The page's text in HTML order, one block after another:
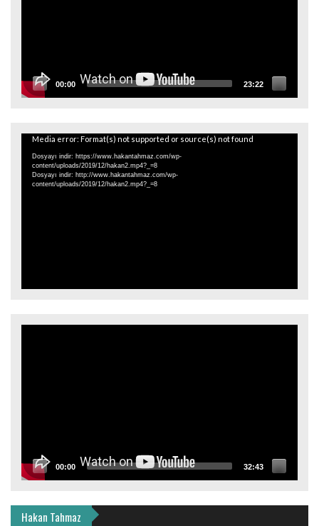
00:00 23:22
Video
oynatıcı
Media error: Format(s) not supported or source(s) not found
Dosyayı indir: https://www.hakantahmaz.com/wp-
content/uploads/2019/12/hakan2.mp4?_=8
Dosyayı indir: http://www.hakantahmaz.com/wp-
content/uploads/2019/12/hakan2.mp4?_=8
00:00 32:43
Hakan Tahmaz